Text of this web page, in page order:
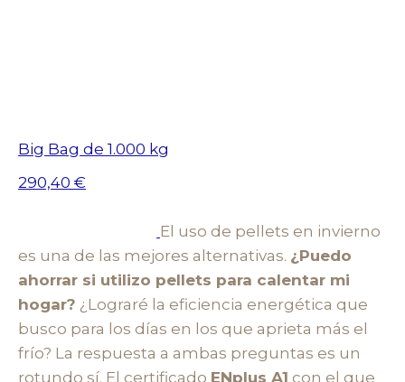
Big Bag de 1.000 kg
290,40 €
El uso de pellets en invierno
es una de las mejores alternativas. ¿Puedo
ahorrar si utilizo pellets para calentar mi
hogar? ¿Lograré la eficiencia energética que
busco para los días en los que aprieta más el
frío? La respuesta a ambas preguntas es un
rotundo sí. El certificado ENplus A1 con el que